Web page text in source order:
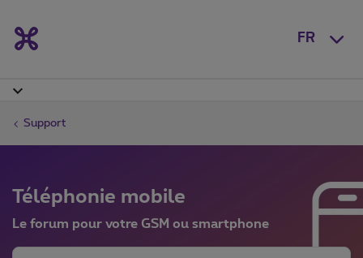
FR
Support
Téléphonie mobile
Le forum pour votre GSM ou smartphone